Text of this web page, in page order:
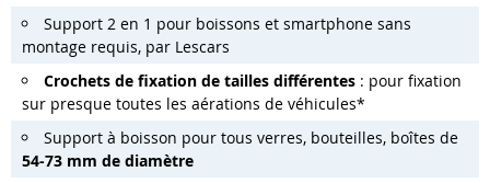
Support 2 en 1 pour boissons et smartphone sans
montage requis, par Lescars
Crochets de fixation de tailles différentes : pour fixation
sur presque toutes les aérations de véhicules*
Support à boisson pour tous verres, bouteilles, boîtes de
54-73 mm de diamètre